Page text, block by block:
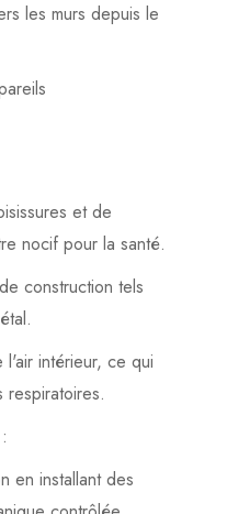
les murs depuis le
et de
nocif pour la santé.
construction tels
intérieur, ce qui
:
en installant des